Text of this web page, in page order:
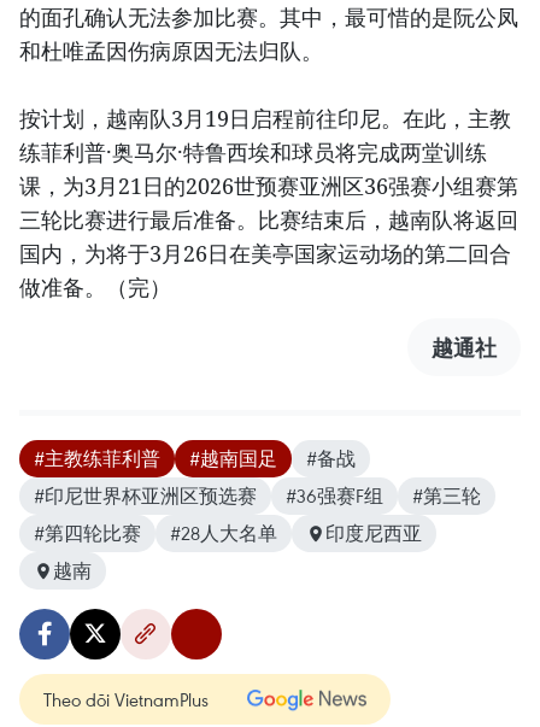
的面孔确认无法参加比赛。其中，最可惜的是阮公凤
和杜唯孟因伤病原因无法归队。
按计划，越南队3月19日启程前往印尼。在此，主教
练菲利普·奥马尔·特鲁西埃和球员将完成两堂训练
课，为3月21日的2026世预赛亚洲区36强赛小组赛第
三轮比赛进行最后准备。比赛结束后，越南队将返回
国内，为将于3月26日在美亭国家运动场的第二回合
做准备。（完）
越通社
#主教练菲利普 #越南国足
#备战
#印尼世界杯亚洲区预选赛
#36强赛F组
#第三轮
#第四轮比赛
#28人大名单
印度尼西亚
越南
Theo dõi VietnamPlus